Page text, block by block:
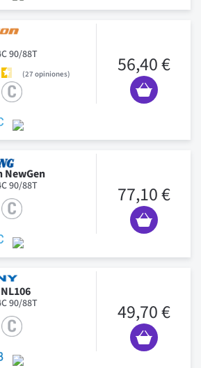
90/88T
27 opiniones 56,40 €
NewGen
90/88T 77,10 €
90/88T 49,70 €